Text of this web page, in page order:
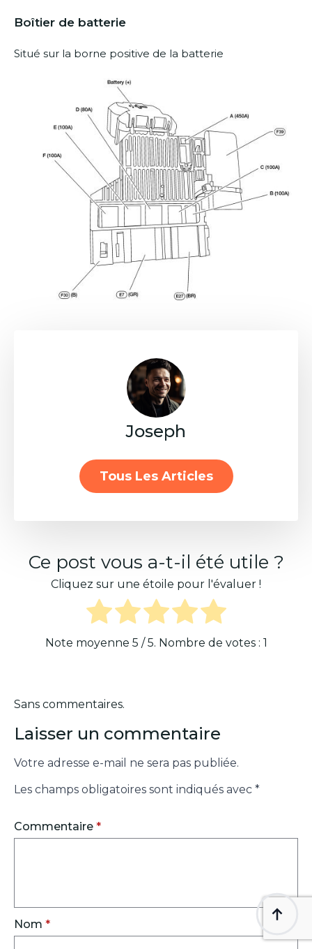
Boîtier de batterie
Situé sur la borne positive de la batterie
Joseph
Tous Les Articles
Ce post vous a-t-il été utile ?
Cliquez sur une étoile pour l'évaluer !
Note moyenne 5 / 5. Nombre de votes : 1
Sans commentaires.
Laisser un commentaire
Votre adresse e-mail ne sera pas publiée.
Les champs obligatoires sont indiqués avec *
Commentaire *
Nom *